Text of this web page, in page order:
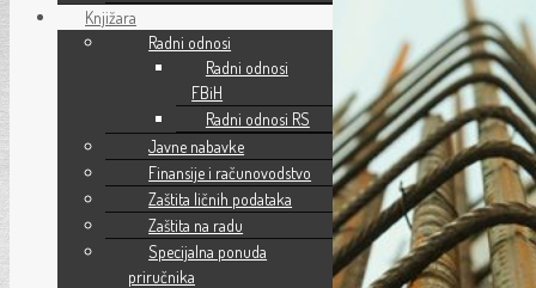
Knjižara
Radni odnosi
Radni odnosi
FBiH
Radni odnosi RS
Javne nabavke
Finansije i računovodstvo
Zaštita ličnih podataka
Zaštita na radu
Specijalna ponuda
priručnika